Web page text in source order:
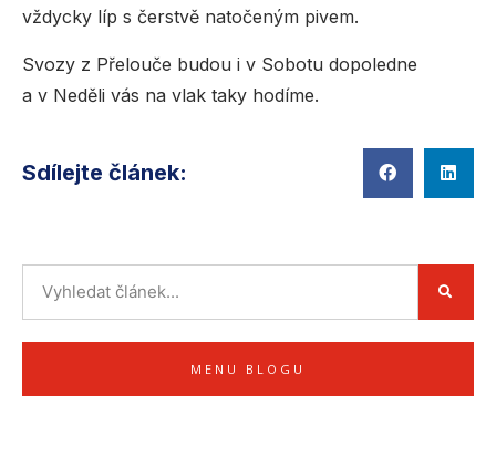
vždycky líp s čerstvě natočeným pivem.
Svozy z Přelouče budou i v Sobotu dopoledne
a v Neděli vás na vlak taky hodíme.
Sdílejte článek:
MENU BLOGU